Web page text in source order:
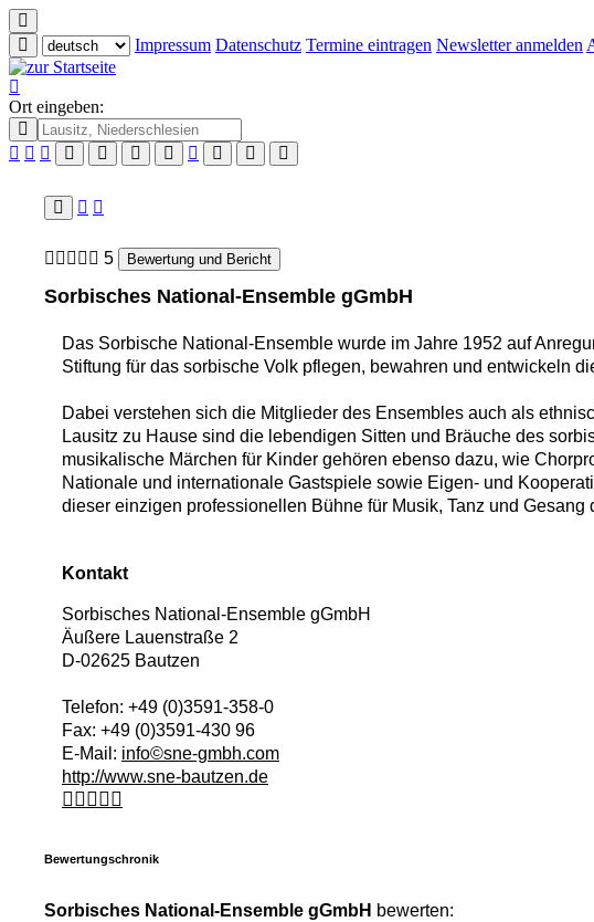
Impressum Datenschutz Termine eintragen Newsletter anmelden
Ort eingeben:
5 Bewertung und Bericht
Sorbisches National-Ensemble gGmbH
Das Sorbische National-Ensemble wurde im Jahre 1952 auf
Stiftung für das sorbische Volk pflegen, bewahren und entwickeln
Dabei verstehen sich die Mitglieder des Ensembles auch als
Lausitz zu Hause sind die lebendigen Sitten und Bräuche des
musikalische Märchen für Kinder gehören ebenso dazu, wie
Nationale und internationale Gastspiele sowie Eigen- und
dieser einzigen professionellen Bühne für Musik, Tanz und Gesang
Kontakt
Sorbisches National-Ensemble gGmbH
Äußere Lauenstraße 2
D-02625 Bautzen
Telefon: +49 (0)3591-358-0
Fax: +49 (0)3591-430 96
E-Mail: info©sne-gmbh.com
http://www.sne-bautzen.de
Bewertungschronik
Sorbisches National-Ensemble gGmbH bewerten: